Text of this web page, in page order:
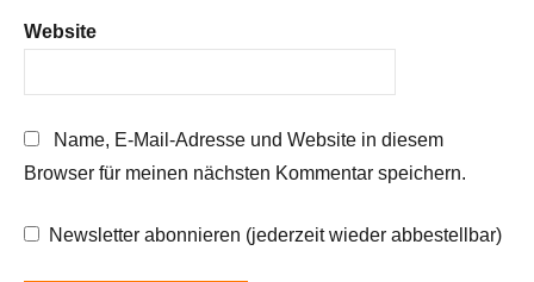
Website
Name, E-Mail-Adresse und Website in diesem
Browser für meinen nächsten Kommentar speichern.
Newsletter abonnieren (jederzeit wieder abbestellbar)